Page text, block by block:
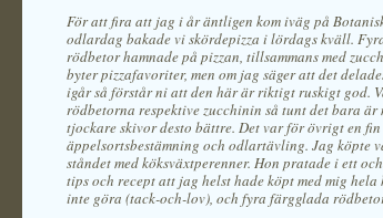
För att fira att jag i år äntligen kom iväg på
odlardag bakade vi skördepizza i lördags kväll.
rödbetor hamnade på pizzan, tillsammans med
byter pizzafavoriter, men om jag säger att det
igår så förstår ni att den här är riktigt ruskigt god.
rödbetorna respektive zucchinin så tunt det bara
tjockare skivor desto bättre. Det var för övrigt en
äppelsortsbestämning och odlartävling. Jag köpte
ståndet med köksväxtperenner. Hon pratade i ett
tips och recept att jag helst hade köpt med mig hela
inte göra (tack-och-lov), och fyra färgglada